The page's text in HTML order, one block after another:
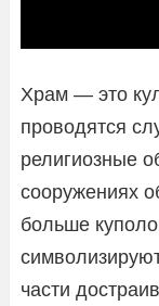
Храм — это
проводятся
религиозные
сооружениях
больше
части